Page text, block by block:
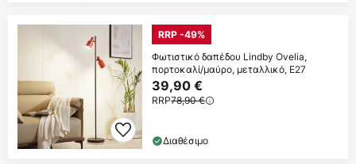
RRP -49%
Φωτιστικό δαπέδου Lindby Ovelia,
πορτοκαλί/μαύρο, μεταλλικό, E27
39,90 €
RRP78,90 €
Διαθέσιμο